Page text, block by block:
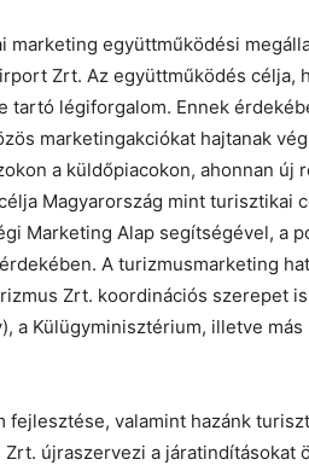
marketing együttműködési
Zrt. Az együttműködés célja,
tartó légiforgalom. Ennek
marketingakciókat hajtanak
a küldőpiacokon, ahonnan új
Magyarország mint turisztikai
Marketing Alap segítségével, a
A turizmusmarketing
Zrt. koordinációs szerepet
a Külügyminisztérium, illetve
fejlesztése, valamint hazánk
újraszervezi a járatindításokat